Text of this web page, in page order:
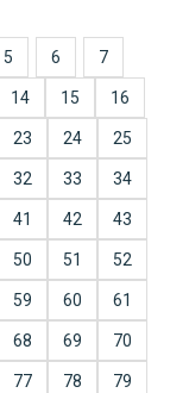
5 6 7
14 15 16
23 24 25
32 33 34
41 42 43
50 51 52
59 60 61
68 69 70
77 78 79